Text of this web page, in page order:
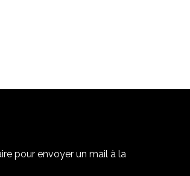
pour envoyer un mail à la